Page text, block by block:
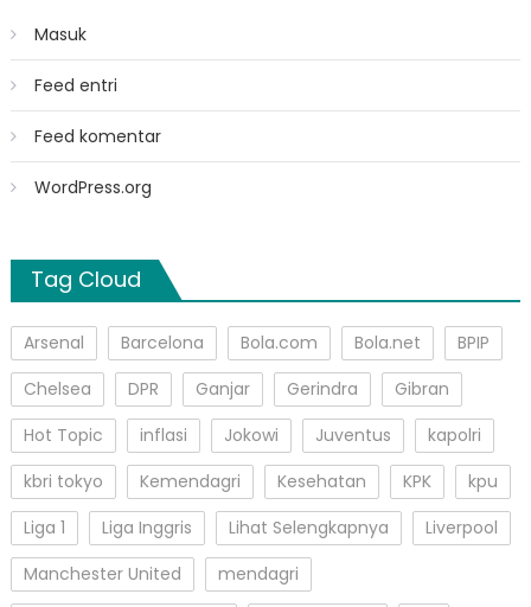
Masuk
Feed entri
Feed komentar
WordPress.org
Tag Cloud
Arsenal Barcelona Bola.com Bola.net
BPIP
Chelsea
DPR Ganjar Gerindra
Gibran
Hot Topic
inflasi Jokowi Juventus
kapolri
kbri tokyo
Kemendagri Kesehatan KPK
kpu
Liga 1
Liga Inggris Lihat Selengkapnya
Liverpool
Manchester United
mendagri